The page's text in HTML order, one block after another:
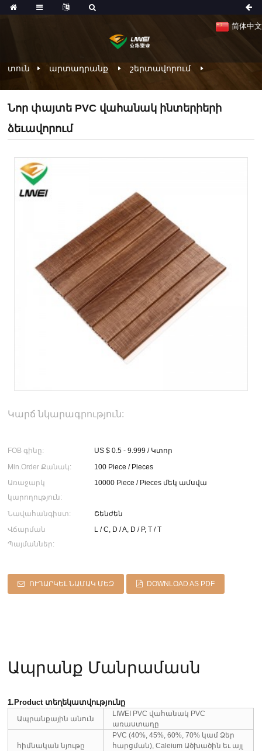
简体中文
տուն արտադրանք շերտավորում
Նոր փայտե PVC վահանակ ինտերիերի
ձեւավորում
Կարճ նկարագրություն:
FOB գինը:
US $ 0.5 - 9.999 / Կտոր
Min.Order Քանակ:
100 Piece / Pieces
Առաջարկ
կարողություն:
10000 Piece / Pieces մեկ ամսվա
Նավահանգիստ:
Շենժեն
Վճարման
Պայմաններ:
L / C, D / A, D / P, T / T
ՈՒՂԱՐԿԵԼ ՆԱՄԱԿ ՄԵԶ DOWNLOAD AS PDF
Ապրանք Մանրամասն
1.Product տեղեկատվությունը
Ապրանքային անուն
LIWEI PVC վահանակ PVC
առաստաղը
հիմնական նյութը
PVC (40%, 45%, 60%, 70% կամ Ձեր
հարցման), Caleium Ածխածին եւ այլ